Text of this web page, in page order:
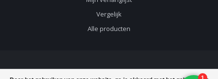
Vergelijk
Alle producten